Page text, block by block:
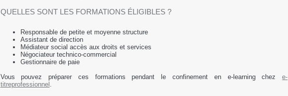
​QUELLES SONT LES FORMATIONS ÉLIGIBLES ?
Responsable de petite et moyenne structure
Assistant de direction
Médiateur social accès aux droits et services
Négociateur technico‐commercial
Gestionnaire de paie
Vous pouvez préparer ces formations pendant le confinement en e-learning cheze-
titreprofessionnel .